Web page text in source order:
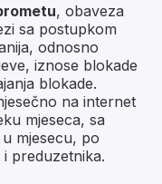
, obaveza
sa postupkom
odnosno
iznose blokade
blokade.
na internet
mjeseca, sa
mjesecu, po
preduzetnika.